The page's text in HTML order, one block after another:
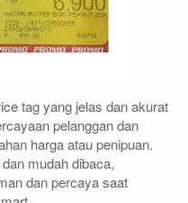
tag yang jelas dan akurat
pelanggan dan
harga atau penipuan.
mudah dibaca,
dan percaya saat